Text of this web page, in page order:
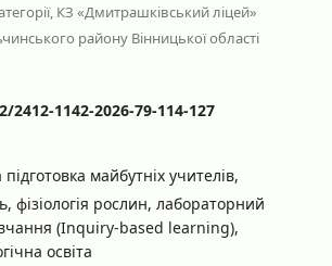
КЗ «Дмитрашківський ліцей»
району Вінницької області
1142-2026-79-114-127
майбутніх учителів,
фізіологія рослин, лабораторний
(Inquiry-based learning),
освіта